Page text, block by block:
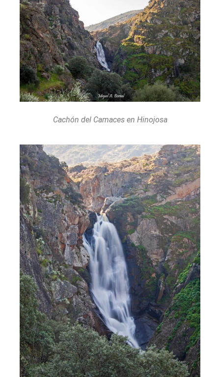
Cachón del Camaces en Hinojosa